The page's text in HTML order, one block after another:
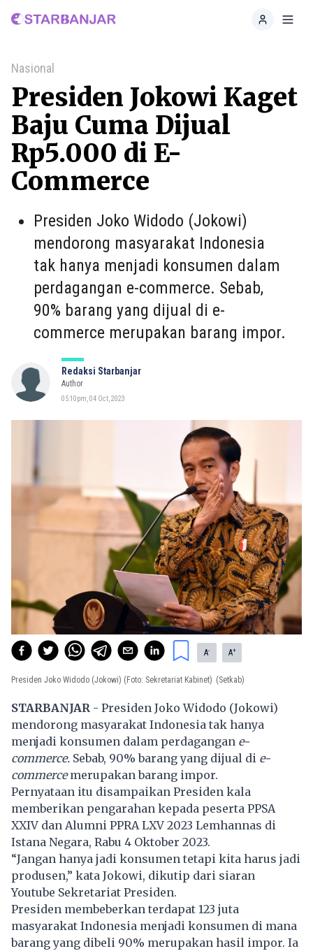
Home
Nasional
Presiden Jokowi Kaget
Baju Cuma Dijual
Rp5.000 di E-
Commerce
Presiden Joko Widodo (Jokowi)
mendorong masyarakat Indonesia
tak hanya menjadi konsumen dalam
perdagangan e-commerce. Sebab,
90% barang yang dijual di e-
commerce merupakan barang impor.
Redaksi Starbanjar
Author
05:10pm, 04 Oct, 2023
A- A+
Presiden Joko Widodo (Jokowi) (Foto: Sekretariat Kabinet) (Setkab)
STARBANJAR - Presiden Joko Widodo (Jokowi)
mendorong masyarakat Indonesia tak hanya
menjadi konsumen dalam perdagangan e-
commerce. Sebab, 90% barang yang dijual di e-
commercemerupakan barang impor.
Pernyataan itu disampaikan Presiden kala
memberikan pengarahan kepada peserta PPSA
XXIV dan Alumni PPRA LXV 2023 Lemhannas di
Istana Negara, Rabu 4 Oktober 2023.
“Jangan hanya jadi konsumen tetapi kita harus jadi
produsen,” kata Jokowi, dikutip dari siaran
Youtube Sekretariat Presiden.
Presiden membeberkan terdapat 123 juta
masyarakat Indonesia menjadi konsumen di mana
barang yang dibeli 90% merupakan hasil impor. Ia